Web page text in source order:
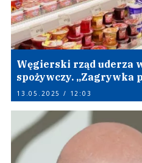
Węgierski rząd uderza
spożywczy. „Zagrywka
13.05.2025 / 12:03